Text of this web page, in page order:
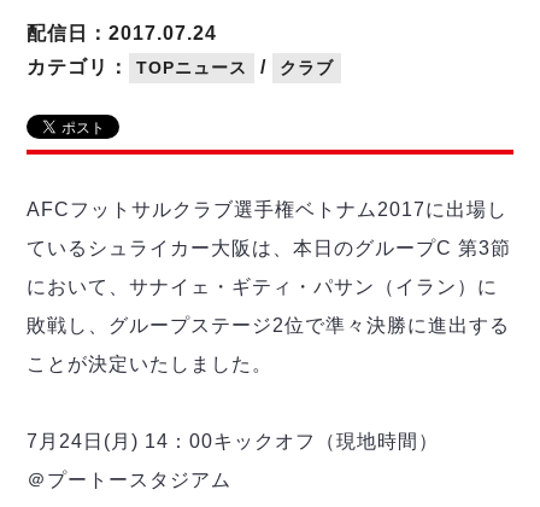
個人ランキング｜シュート成功率
個人ランキング｜第2PK
メットライフ生命Ｆ２リーグ
順位表
戦績表
警告・退場・出場停止選手
個人ランキング｜シュート
個人ランキング｜シュート成功率
メットライフ生命Ｆリーグカップ 2026
立川アスレティックFC
ペスカドーラ町田
ボアルース長野
シュライカー大阪
ボルクバレット北九州
バサジィ大分
メットライフ生命Ｆ２リーグ
リガーレヴィア葛飾
Y．S．C．C．横浜
リーグ概要 ABOUT US
リーグ概要
大会概要
リーグ要項
クラブライセンス関連
過去の記録
ディビジョン1 試合記録
ディビジョン2 試合記録
Ｆリーグカップ 試合記録
リーグ統計データ
記念ゴール
ハットトリック
プロジェクト PROJECT
ABeam AWARD
DIVISION 01
カテゴリ： TOPニュース / クラブ
配信日：2017.07.24
AFCフットサルクラブ選手権ベトナム2017に出場し
ているシュライカー大阪は、本日のグループC 第3節
において、サナイェ・ギティ・パサン（イラン）に
敗戦し、グループステージ2位で準々決勝に進出する
ことが決定いたしました。
7月24日(月) 14：00キックオフ（現地時間）
＠プートースタジアム